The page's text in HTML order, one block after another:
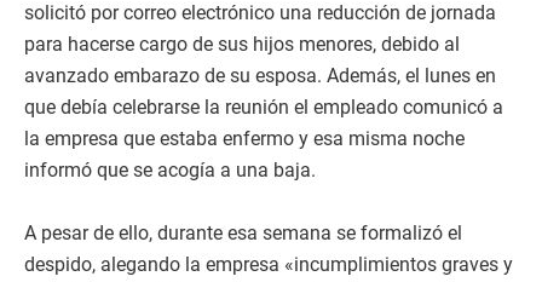
solicitó por correo electrónico una reducción de jornada
para hacerse cargo de sus hijos menores, debido al
avanzado embarazo de su esposa. Además, el lunes en
que debía celebrarse la reunión el empleado comunicó a
la empresa que estaba enfermo y esa misma noche
informó que se acogía a una baja.
A pesar de ello, durante esa semana se formalizó el
despido, alegando la empresa «incumplimientos graves y